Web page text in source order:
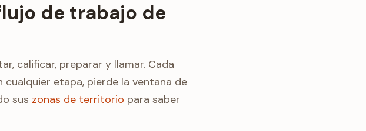
de trabajo de
calificar, preparar y llamar. Cada
etapa, pierde la ventana de
sus zonas de territorio para saber